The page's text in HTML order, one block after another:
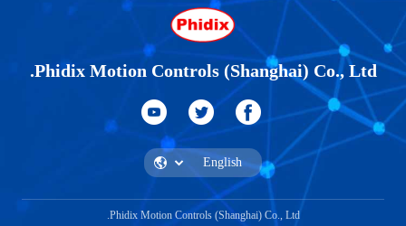
Phidix Motion Controls (Shanghai) Co., Ltd.
Phidix Motion Controls (Shanghai) Co., Ltd.